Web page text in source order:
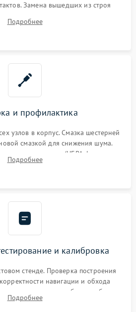
Замена вышедших из строя
аккумулятора, неисправного
воды. Восстановление шлейфов и
Подробнее
и профилактика
узлов в корпус. Смазка шестерней
смазкой для снижения шума.
материалов (HEPA-фильтров,
Надежная фиксация разъемов и
Подробнее
и калибровка
стенде. Проверка построения
навигации и обхода
силы всасывания и работы турбины.
возврата на док-станцию и
Подробнее